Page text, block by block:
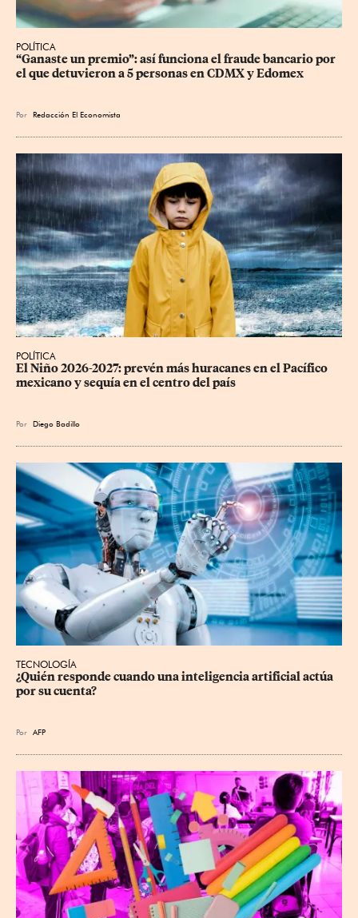
POLÍTICA
“Ganaste un premio”: así funciona el fraude bancario por
el que detuvieron a 5 personas en CDMX y Edomex
Por Redacción El Economista
POLÍTICA
El Niño 2026-2027: prevén más huracanes en el Pacífico
mexicano y sequía en el centro del país
Por Diego Badillo
TECNOLOGÍA
¿Quién responde cuando una inteligencia artificial actúa
por su cuenta?
Por AFP